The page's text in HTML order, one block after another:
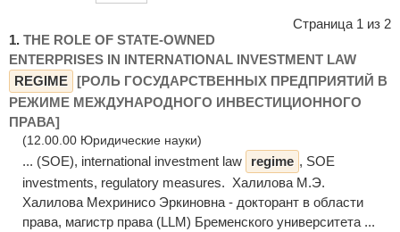
Страница 1 из 2
1. THE ROLE OF STATE-OWNED
ENTERPRISES IN INTERNATIONAL INVESTMENT LAW
REGIME [РОЛЬ ГОСУДАРСТВЕННЫХ ПРЕДПРИЯТИЙ В
РЕЖИМЕ МЕЖДУНАРОДНОГО ИНВЕСТИЦИОННОГО
ПРАВА]
(12.00.00 Юридические науки)
... (SOE), international investment law regime , SOE
investments, regulatory measures. Халилова М.Э.
Халилова Мехринисо Эркиновна - докторант в области
права, магистр права (LLM) Бременского университета ...